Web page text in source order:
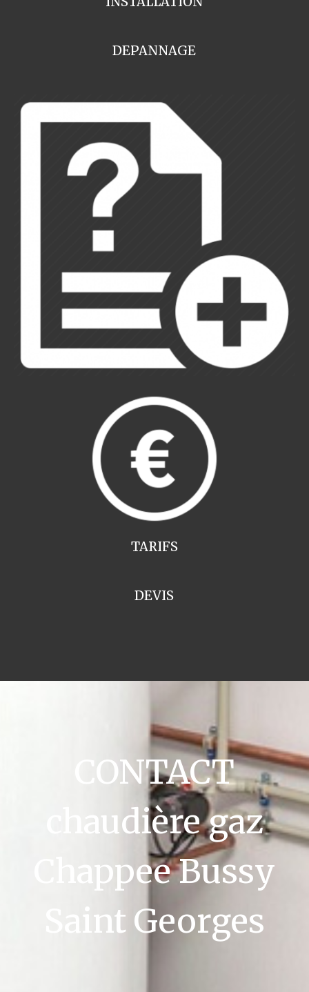
DEPANNAGE
TARIFS
DEVIS
CONTACT
chaudière gaz
Chappee Bussy
Saint Georges